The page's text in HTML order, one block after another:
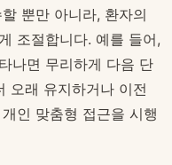
뿐만 아니라, 환자의
조절합니다. 예를 들어,
나면 무리하게 다음 단
오래 유지하거나 이전
인 맞춤형 접근을 시행